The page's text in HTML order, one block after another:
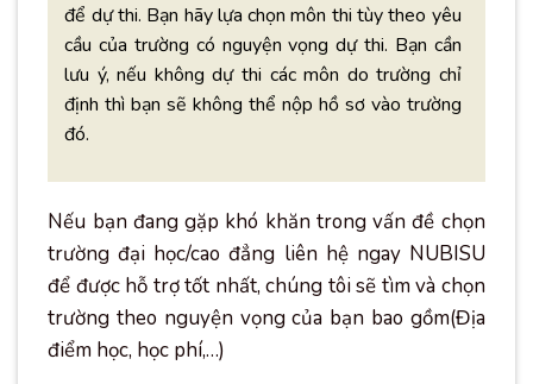
để dự thi. Bạn hãy lựa chọn môn thi tùy theo yêu
cầu của trường có nguyện vọng dự thi. Bạn cần
lưu ý, nếu không dự thi các môn do trường chỉ
định thì bạn sẽ không thể nộp hồ sơ vào trường
đó.
Nếu bạn đang gặp khó khăn trong vấn đề chọn
trường đại học/cao đẳng liên hệ ngay NUBISU
để được hỗ trợ tốt nhất, chúng tôi sẽ tìm và chọn
trường theo nguyện vọng của bạn bao gồm(Địa
điểm học, học phí,…)